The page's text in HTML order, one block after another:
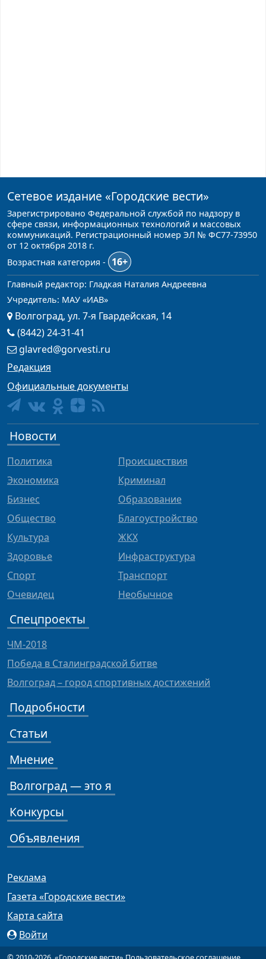
Сетевое издание «Городские вести»
Зарегистрировано Федеральной службой по надзору в
сфере связи, информационных технологий и массовых
коммуникаций. Регистрационный номер ЭЛ № ФС77-73950
от 12 октября 2018 г.
Возрастная категория -
16+
Главный редактор: Гладкая Наталия Андреевна
Учредитель: МАУ «ИАВ»
Волгоград, ул. 7-я Гвардейская, 14
(8442) 24-31-41
glavred@gorvesti.ru
Редакция
Официальные документы
Новости
Политика
Экономика
Бизнес
Общество
Культура
Здоровье
Спорт
Очевидец
Происшествия
Криминал
Образование
Благоустройство
ЖКХ
Инфраструктура
Транспорт
Необычное
Спецпроекты
ЧМ-2018
Победа в Сталинградской битве
Волгоград – город спортивных достижений
Подробности
Статьи
Мнение
Волгоград — это я
Конкурсы
Объявления
Реклама
Газета «Городские вести»
Карта сайта
Войти